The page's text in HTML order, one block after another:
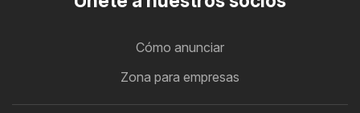
Cómo anunciar
Zona para empresas